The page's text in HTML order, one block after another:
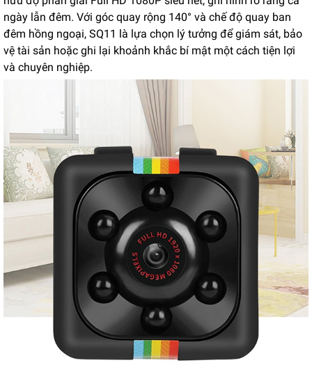
ngày lẫn đêm. Với góc quay rộng 140° và chế độ quay ban
đêm hồng ngoại, SQ11 là lựa chọn lý tưởng để giám sát, bảo
vệ tài sản hoặc ghi lại khoảnh khắc bí mật một cách tiện lợi
và chuyên nghiệp.